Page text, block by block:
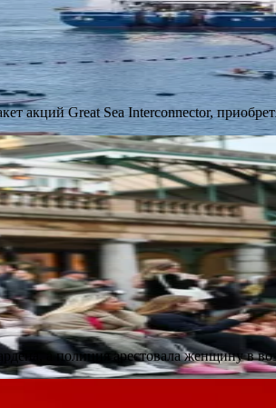
акций Great Sea Interconnector,
а полиция арестовала женщину в